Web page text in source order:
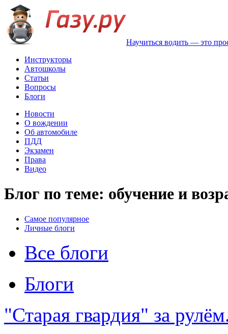
Научиться водить — это
Инструкторы
Автошколы
Статьи
Вопросы
Блоги
Новости
О вождении
Об автомобиле
ПДД
Экзамен
Права
Видео
Блог по теме: обучение и
Самое популярное
Личные блоги
Все блоги
Блоги
"Старая гвардия" за